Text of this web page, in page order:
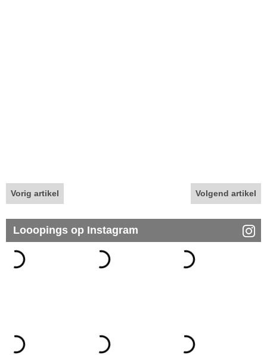
Vorig artikel Volgend artikel
Looopings op Instagram